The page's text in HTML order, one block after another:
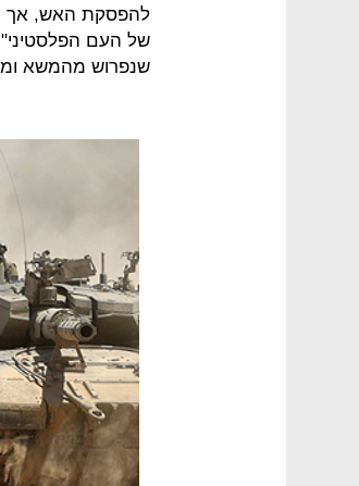
להפסקת האש, אך
שנפרוש מהמשא